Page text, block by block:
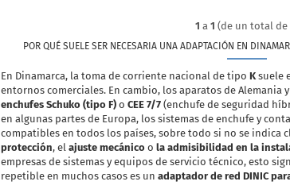
1 a1 (de un total de
POR QUÉ SUELE SER NECESARIA UNA ADAPTACIÓN EN
En Dinamarca, la toma de corriente nacional de tipoKsuele
entornos comerciales. En cambio, los aparatos de Alemania
enchufes Schuko (tipo F) oCEE 7/7 (enchufe de seguridad
en algunas partes de Europa, los sistemas de enchufe y
compatibles en todos los países, sobre todo si no se indica
protección, elajuste mecánico ola admisibilidad en la
empresas de sistemas y equipos de servicio técnico, esto
repetible en muchos casos es unadaptador de red DINIC